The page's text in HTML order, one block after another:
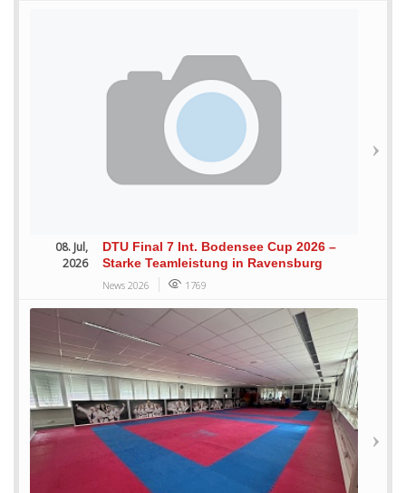
08. Jul,
2026
DTU Final 7 Int. Bodensee Cup 2026 –
Starke Teamleistung in Ravensburg
News 2026 1769